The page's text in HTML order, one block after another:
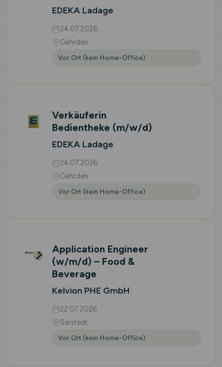
EDEKA Ladage
24.07.2026
Gehrden
Vor Ort (kein Home-Office)
Verkäuferin
Bedientheke (m/w/d)
EDEKA Ladage
24.07.2026
Gehrden
Vor Ort (kein Home-Office)
Application Engineer
(w/m/d) – Food &
Beverage
Kelvion PHE GmbH
22.07.2026
Sarstedt
Vor Ort (kein Home-Office)